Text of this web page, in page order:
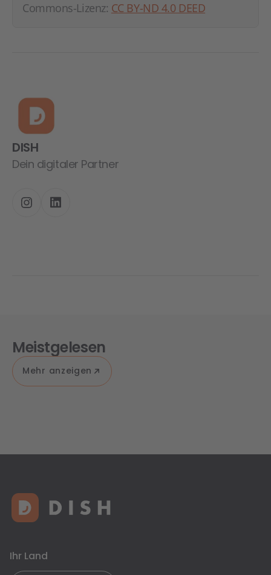
Commons-Lizenz: CC BY-ND 4.0 DEED
DISH
Dein digitaler Partner
Meistgelesen
Mehr anzeigen
Ihr Land